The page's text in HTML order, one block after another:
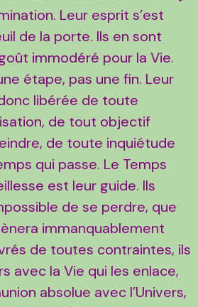
Leur esprit s’est
de la porte. Ils en sont
immodéré pour la Vie.
étape, pas une fin. Leur
libérée de toute
de tout objectif
de toute inquiétude
qui passe. Le Temps
est leur guide. Ils
de se perdre, que
immanquablement
de toutes contraintes, ils
avec la Vie qui les enlace,
absolue avec l’Univers,